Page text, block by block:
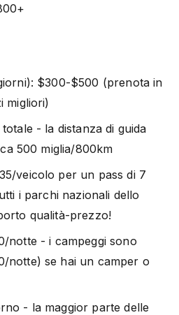
$300-$500 (prenota in
migliori)
- la distanza di guida
500 miglia/800km
veicolo per un pass di 7
i parchi nazionali dello
qualità-prezzo!
notte - i campeggi sono
notte) se hai un camper o
- la maggior parte delle